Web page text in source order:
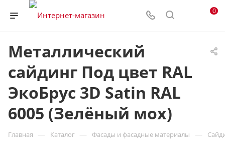
0
Металлический
сайдинг Под цвет RAL
ЭкоБрус 3D Satin RAL
6005 (Зелёный мох)
Главная — Каталог — Фасады и фасадные материалы —